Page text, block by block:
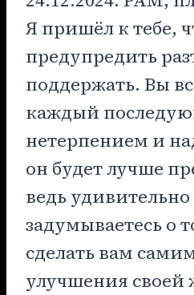
Я пришёл к тебе,
предупредить
поддержать. Вы
каждый
нетерпением и
он будет лучше
ведь
задумываетесь о
сделать вам
улучшения